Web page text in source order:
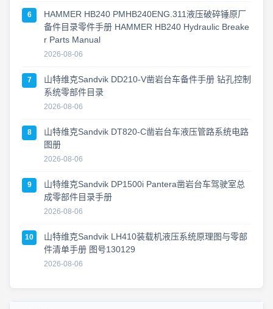
6
HAMMER HB240 PMHB240ENG.311液压破碎锤原厂
备件目录零件手册 HAMMER HB240 Hydraulic Breake
r Parts Manual
2026-08-06
7
山特维克Sandvik DD210-V凿岩台车备件手册 钻孔控制
系统零部件目录
2026-08-06
8
山特维克Sandvik DT820-C凿岩台车液压管路系统电路
图册
2026-08-06
9
山特维克Sandvik DP1500i Pantera凿岩台车驾驶室总
成零部件目录手册
2026-08-06
10
山特维克Sandvik LH410装载机液压系统原理图与零部
件清单手册 图号130129
2026-08-06